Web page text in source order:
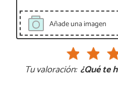
Añade una imagen
Tu valoración: ¿Qué te